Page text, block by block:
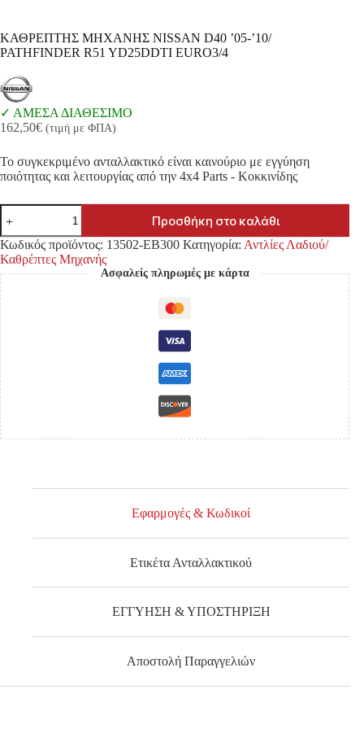
ΚΑΘΡΕΠΤΗΣ ΜΗΧΑΝΗΣ NISSAN D40 ’05-’10/
PATHFINDER R51 YD25DDTI EURO3/4
ΑΜΕΣΑ ΔΙΑΘΕΣΙΜΟ
162,50€ (τιμή με ΦΠΑ)
Το συγκεκριμένο ανταλλακτικό είναι καινούριο με εγγύηση
ποιότητας και λειτουργίας από την 4x4 Parts - Κοκκινίδης
ΚΑΘΡΕΠΤΗΣ
ΜΗΧΑΝΗΣ
NISSAN
D40
'05-
'10/
PATHFINDER
R51
YD25DDTI
EURO3/4
ποσότητα
Προσθήκη στο καλάθι
Κωδικός προϊόντος: 13502-EB300 Κατηγορία: Αντλίες Λαδιού/
Καθρέπτες Μηχανής
Ασφαλείς πληρωμές με κάρτα
Εφαρμογές & Κωδικοί
Ετικέτα Ανταλλακτικού
ΕΓΓΥΗΣΗ & ΥΠΟΣΤΗΡΙΞΗ
Αποστολή Παραγγελιών